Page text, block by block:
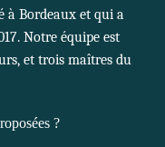
à Bordeaux et qui a
Notre équipe est
et trois maîtres du
?